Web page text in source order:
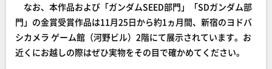
なお、本作品および「ガンダムSEED部門」「SDガンダム部
門」の金賞受賞作品は11月25日から約1ヵ月間、新宿のヨドバ
シカメラ ゲーム館（河野ビル）2階にて展示されています。お
近くにお越しの際はぜひ実物をその目で確かめてください。